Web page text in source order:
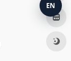
EN